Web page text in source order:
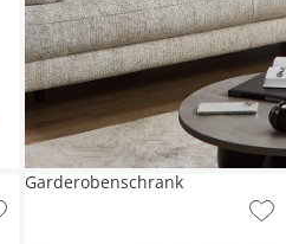
Garderobenschrank